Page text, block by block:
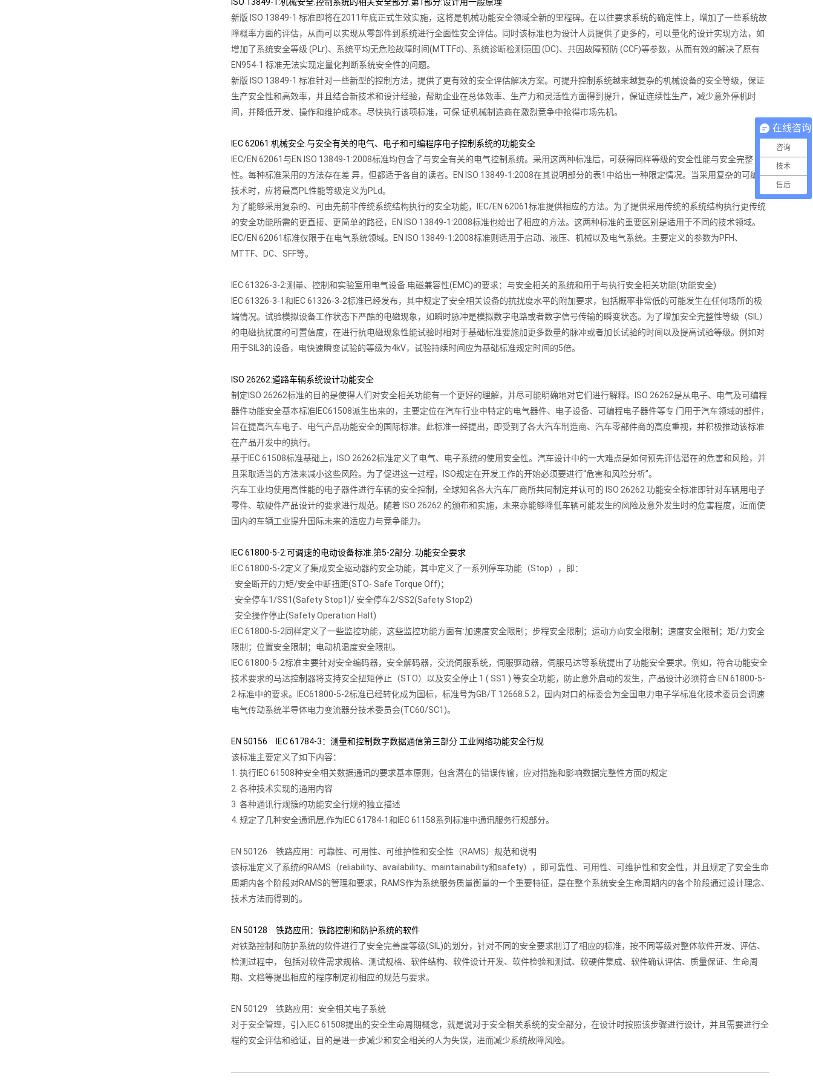
新版 ISO 13849-1 标准即将在2011年底正式生效实施，这将是机械功能安全领域全新的里程碑。在以往要求系统的确定性上，增加了一些系统故
障概率方面的评估，从而可以实现从零部件到系统进行全面性安全评估。同时该标准也为设计人员提供了更多的，可以量化的设计实现方法，如
增加了系统安全等级 (PLr)、系统平均无危险故障时间(MTTFd)、系统诊断检测范围 (DC)、共因故障预防 (CCF)等参数，从而有效的解决了原有
EN954-1 标准无法实现定量化判断系统安全性的问题。
新版 ISO 13849-1 标准针对一些新型的控制方法，提供了更有效的安全评估解决方案。可提升控制系统越来越复杂的机械设备的安全等级，保证
生产安全性和高效率，并且结合新技术和设计经验，帮助企业在总体效率、生产力和灵活性方面得到提升，保证连续性生产，减少意外停机时
间，并降低开发、操作和维护成本。尽快执行该项标准，可保 证机械制造商在激烈竞争中抢得市场先机。
IEC 62061:机械安全.与安全有关的电气、电子和可编程序电子控制系统的功能安全
IEC/EN 62061与EN ISO 13849-1:2008标准均包含了与安全有关的电气控制系统。采用这两种标准后，可获得同样等级的安全性能与安全完整
性。每种标准采用的方法存在差 异，但都适于各自的读者。EN ISO 13849-1:2008在其说明部分的表1中给出一种限定情况。当采用复杂的可编程
技术时，应将最高PL性能等级定义为PLd。
为了能够采用复杂的、可由先前非传统系统结构执行的安全功能，IEC/EN 62061标准提供相应的方法。为了提供采用传统的系统结构执行更传统
的安全功能所需的更直接、更简单的路径，EN ISO 13849-1:2008标准也给出了相应的方法。这两种标准的重要区别是适用于不同的技术领域。
IEC/EN 62061标准仅限于在电气系统领域。EN ISO 13849-1:2008标准则适用于启动、液压、机械以及电气系统。主要定义的参数为PFH、
MTTF、DC、SFF等。
IEC 61326-3-2:测量、控制和实验室用电气设备.电磁兼容性(EMC)的要求：与安全相关的系统和用于与执行安全相关功能(功能安全)
IEC 61326-3-1和IEC 61326-3-2标准已经发布，其中规定了安全相关设备的抗扰度水平的附加要求，包括概率非常低的可能发生在任何场所的极
端情况。试验模拟设备工作状态下严酷的电磁现象，如瞬时脉冲是模拟数字电路或者数字信号传输的瞬变状态。为了增加安全完整性等级（SIL）
的电磁抗扰度的可置信度，在进行抗电磁现象性能试验时相对于基础标准要施加更多数量的脉冲或者加长试验的时间以及提高试验等级。例如对
用于SIL3的设备，电快速瞬变试验的等级为4kV，试验持续时间应为基础标准规定时间的5倍。
ISO 26262:道路车辆系统设计功能安全
制定ISO 26262标准的目的是使得人们对安全相关功能有一个更好的理解，并尽可能明确地对它们进行解释。ISO 26262是从电子、电气及可编程
器件功能安全基本标准IEC61508派生出来的，主要定位在汽车行业中特定的电气器件、电子设备、可编程电子器件等专 门用于汽车领域的部件，
旨在提高汽车电子、电气产品功能安全的国际标准。此标准一经提出，即受到了各大汽车制造商、汽车零部件商的高度重视，并积极推动该标准
在产品开发中的执行。
基于IEC 61508标准基础上，ISO 26262标准定义了电气、电子系统的使用安全性。汽车设计中的一大难点是如何预先评估潜在的危害和风险，并
且采取适当的方法来减小这些风险。为了促进这一过程，ISO规定在开发工作的开始必须要进行“危害和风险分析”。
汽车工业均使用高性能的电子器件进行车辆的安全控制，全球知名各大汽车厂商所共同制定并认可的 ISO 26262 功能安全标准即针对车辆用电子
零件、软硬件产品设计的要求进行规范。随着 ISO 26262 的颁布和实施，未来亦能够降低车辆可能发生的风险及意外发生时的危害程度，近而使
国内的车辆工业提升国际未来的适应力与竞争能力。
IEC 61800-5-2:可调速的电动设备标准.第5-2部分: 功能安全要求
IEC 61800-5-2定义了集成安全驱动器的安全功能，其中定义了一系列停车功能（Stop），即：
· 安全断开的力矩/安全中断扭距(STO- Safe Torque Off)；
· 安全停车1/SS1(Safety Stop1)/ 安全停车2/SS2(Safety Stop2)
· 安全操作停止(Safety Operation Halt)
IEC 61800-5-2同样定义了一些监控功能，这些监控功能方面有:加速度安全限制；步程安全限制；运动方向安全限制；速度安全限制；矩/力安全
限制；位置安全限制；电动机温度安全限制。
IEC 61800-5-2标准主要针对安全编码器，安全解码器，交流伺服系统，伺服驱动器，伺服马达等系统提出了功能安全要求。例如，符合功能安全
技术要求的马达控制器将支持安全扭矩停止（STO）以及安全停止 1 ( SS1 ) 等安全功能，防止意外启动的发生，产品设计必须符合 EN 61800-5-
2 标准中的要求。IEC61800-5-2标准已经转化成为国标，标准号为GB/T 12668.5.2，国内对口的标委会为全国电力电子学标准化技术委员会调速
电气传动系统半导体电力变流器分技术委员会(TC60/SC1)。
EN 50156 IEC 61784-3：测量和控制数字数据通信第三部分 工业网络功能安全行规
该标准主要定义了如下内容：
1. 执行IEC 61508种安全相关数据通讯的要求基本原则，包含潜在的错误传输，应对措施和影响数据完整性方面的规定
2. 各种技术实现的通用内容
3. 各种通讯行规簇的功能安全行规的独立描述
4. 规定了几种安全通讯层,作为IEC 61784-1和IEC 61158系列标准中通讯服务行规部分。
EN 50126 铁路应用：可靠性、可用性、可维护性和安全性（RAMS）规范和说明
该标准定义了系统的RAMS（reliability、availability、maintainability和safety），即可靠性、可用性、可维护性和安全性，并且规定了安全生命
周期内各个阶段对RAMS的管理和要求，RAMS作为系统服务质量衡量的一个重要特征，是在整个系统安全生命周期内的各个阶段通过设计理念、
技术方法而得到的。
EN 50128 铁路应用：铁路控制和防护系统的软件
对铁路控制和防护系统的软件进行了安全完善度等级(SIL)的划分，针对不同的安全要求制订了相应的标准，按不同等级对整体软件开发、评估、
检测过程中， 包括对软件需求规格、测试规格、软件结构、软件设计开发、软件检验和测试、软硬件集成、软件确认评估、质量保证、生命周
期、文档等提出相应的程序制定初相应的规范与要求。
EN 50129 铁路应用：安全相关电子系统
对于安全管理，引入IEC 61508提出的安全生命周期概念，就是说对于安全相关系统的安全部分，在设计时按照该步骤进行设计，并且需要进行全
程的安全评估和验证，目的是进一步减少和安全相关的人为失误，进而减少系统故障风险。
在线咨询
咨询
技术
售后